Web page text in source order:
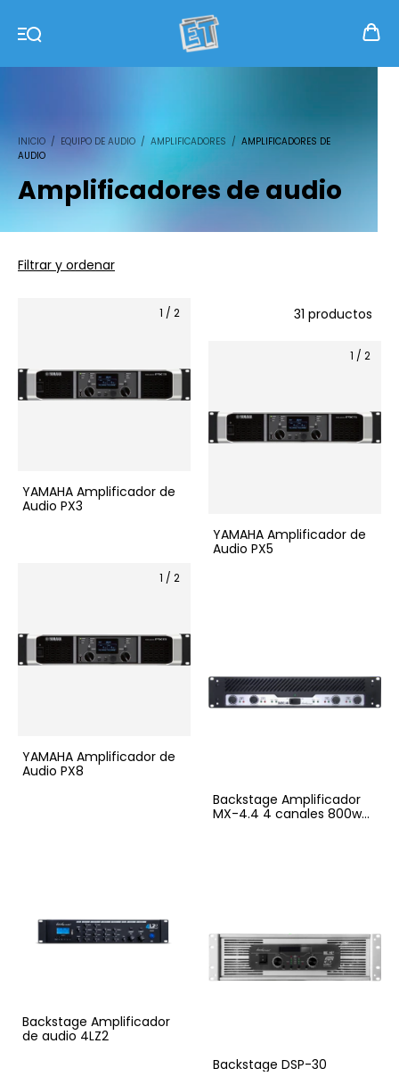
INICIO / EQUIPO DE AUDIO / AMPLIFICADORES / AMPLIFICADORES DE
AUDIO
Amplificadores de audio
Filtrar y ordenar
31 productos
1 / 2
YAMAHA Amplificador de
Audio PX3
1 / 2
YAMAHA Amplificador de
Audio PX5
1 / 2
YAMAHA Amplificador de
Audio PX8
Backstage Amplificador
MX-4.4 4 canales 800w
Backstage Amplificador
de audio 4LZ2
Backstage DSP-30